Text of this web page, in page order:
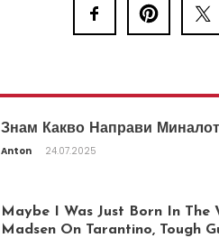
Знам Какво Направи
Anton 24.07.2025
Maybe I Was Just Born In The
Madsen On Tarantino, Tough